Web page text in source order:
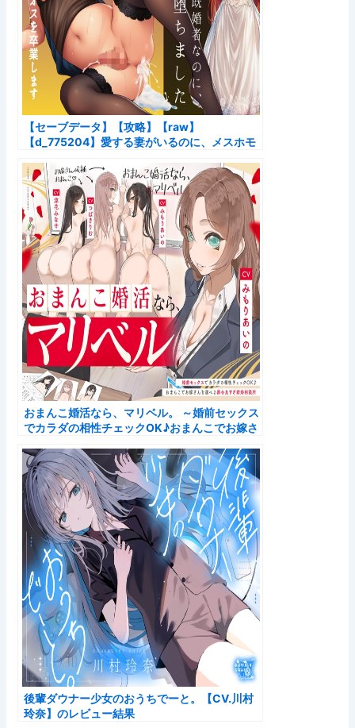
【セーブデータ】【攻略】【raw】
【d_775204】愛する妻がいるのに、メスホモ
す～のレビュー｜ボイス・ASMR作品
おまんこ婚活なら、マリベル。 ～婚前セックス
でカラダの相性チェックOK♪おまんこでお嫁さ
結果
後輩ダウナー少女のおうちでーと。【CV.川村
玲奈】のレビュー結果